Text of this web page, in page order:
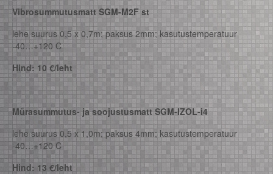
Vibrosummutusmatt SGM-M2F st
lehe suurus 0,5 x 0,7m; paksus 2mm; kasutustemperatuur
-40…+120 C
Hind: 10 €/leht
Mürasummutus- ja soojustusmatt SGM-IZOL-i4
lehe suurus 0,5 x 1,0m; paksus 4mm; kasutustemperatuur
-40…+120 C
Hind: 13 €/leht